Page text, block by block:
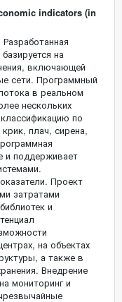
indicators (in
на
включающей
сети. Программный
в реальном
нескольких
по
плач, сирена,
и поддерживает
Проект
затратами
и
на объектах
а также в
Внедрение
мониторинг и